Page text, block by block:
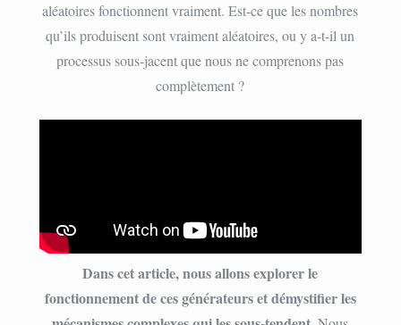
aléatoires fonctionnent vraiment. Est-ce que les nombres
qu’ils produisent sont vraiment aléatoires, ou y a-t-il un
processus sous-jacent que nous ne comprenons pas
complètement ?
Dans cet article, nous allons explorer le
fonctionnement de ces générateurs et démystifier les